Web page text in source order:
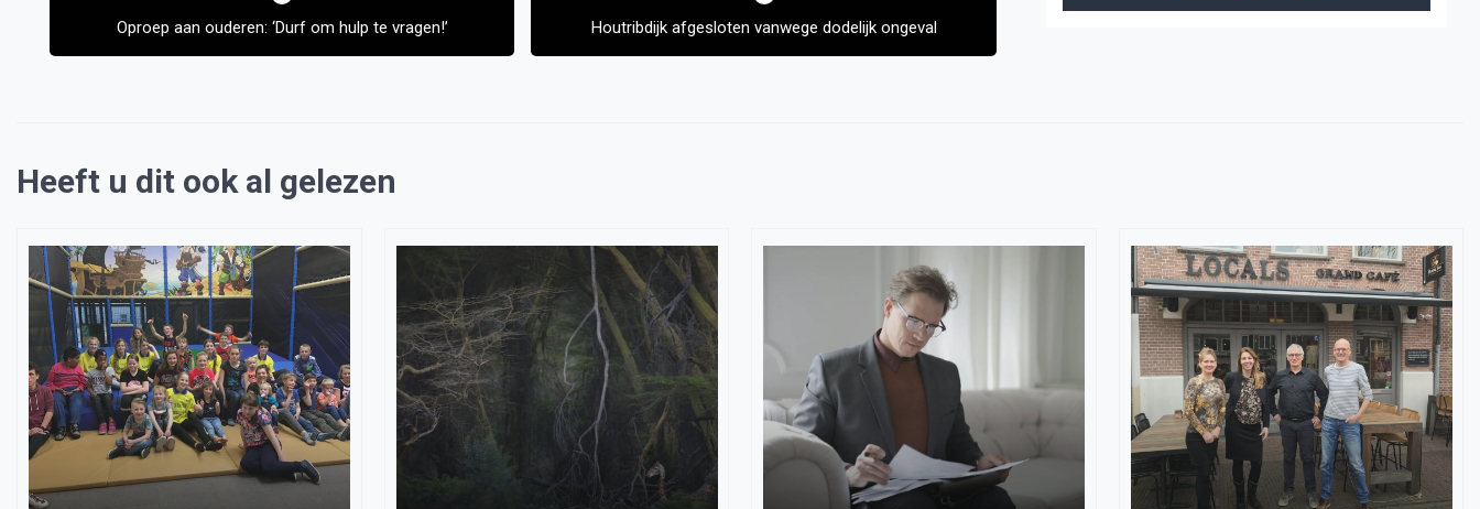
Oproep aan ouderen: ‘Durf om hulp te vragen!’ Houtribdijk afgesloten vanwege dodelijk ongeval
Heeft u dit ook al gelezen